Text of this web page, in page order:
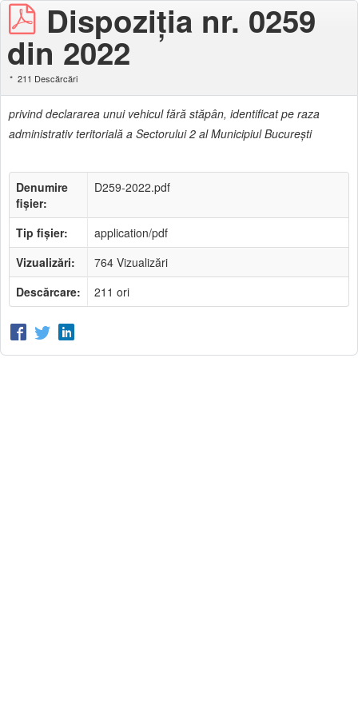
Dispoziţia nr. 0259
din 2022
211 Descărcări
privind declararea unui vehicul fără stăpân, identificat pe raza
administrativ teritorială a Sectorului 2 al Municipiul Bucureşti
Denumire
fișier:
D259-2022.pdf
Tip fișier:
application/pdf
Vizualizări:
764 Vizualizări
Descărcare:
211 ori